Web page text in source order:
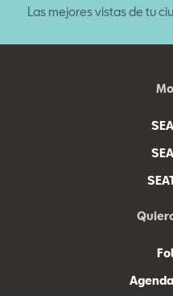
Las mejores vistas de tu